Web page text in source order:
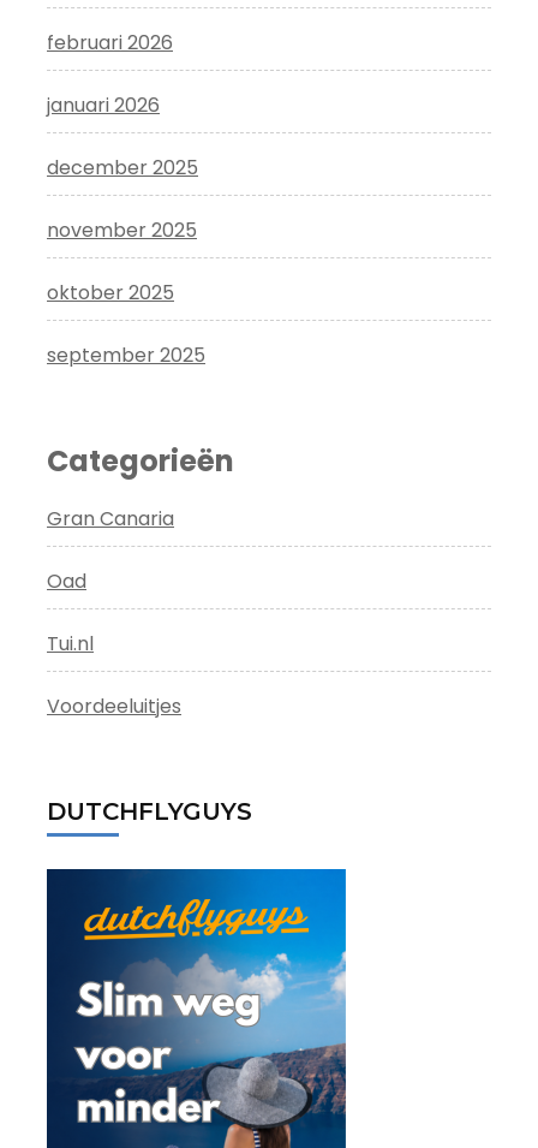
februari 2026
januari 2026
december 2025
november 2025
oktober 2025
september 2025
Categorieën
Gran Canaria
Oad
Tui.nl
Voordeeluitjes
DUTCHFLYGUYS